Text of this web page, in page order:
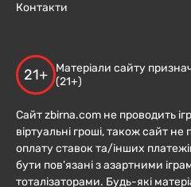
Контакти
21+
Матеріали сайту
(21+)
Сайт zbirna.com не проводить
віртуальні гроші, також сайт не
оплату ставок та/інших
бути пов’язані з азартними
тоталізаторами. Будь-які